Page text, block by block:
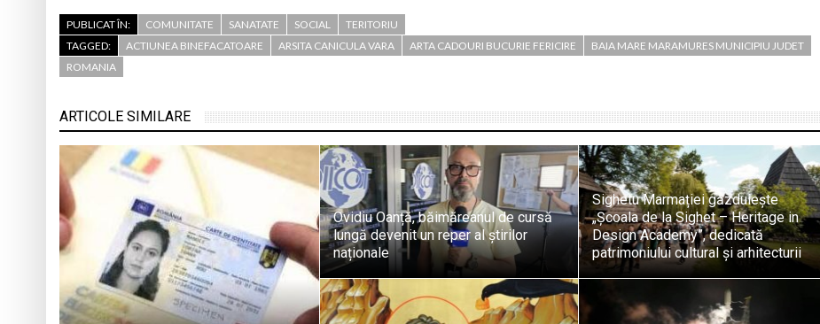
PUBLICAT ÎN: COMUNITATE SANATATE SOCIAL
TERITORIU
TAGGED:
ACTIUNEA BINEFACATOARE ARSITA CANICULA VARA ARTA CADOURI BUCURIE FERICIRE
BAIA MARE MARAMURES MUNICIPIU JUDET
ROMANIA
ARTICOLE SIMILARE
Ovidiu Oanță, băimăreanul de cursă
lungă devenit un reper al știrilor
naționale
Sighetu Marmației găzduiește
„Școala de la Sighet – Heritage in
Design Academy”, dedicată
patrimoniului cultural și arhitecturii